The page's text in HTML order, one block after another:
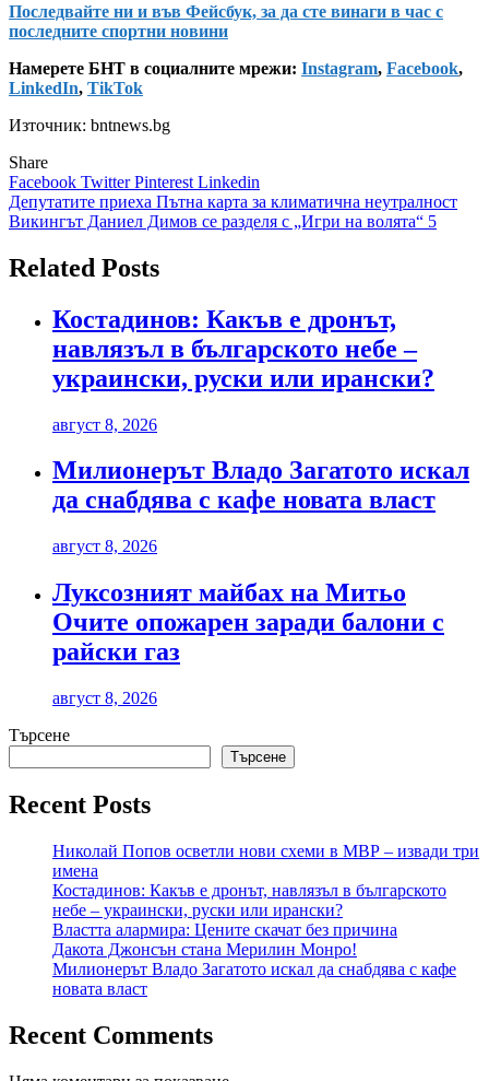
Последвайте ни и във Фейсбук, за да сте винаги в час с
последните спортни новини
Намерете БНТ в социалните мрежи: Instagram, Facebook,
LinkedIn, TikTok
Източник: bntnews.bg
Share
Facebook TwitterPinterest Linkedin
Навигация
Депутатите приеха Пътна карта за климатична неутралност
Викингът Даниел Димов се разделя с „Игри на волята“ 5
Related Posts
Костадинов: Какъв е дронът,
навлязъл в българското небе –
украински, руски или ирански?
август 8, 2026
Милионерът Владо Загатото искал
да снабдява с кафе новата власт
август 8, 2026
Луксозният майбах на Митьо
Очите опожарен заради балони с
райски газ
август 8, 2026
Търсене
Търсене
Recent Posts
Николай Попов осветли нови схеми в МВР – извади три
имена
Костадинов: Какъв е дронът, навлязъл в българското
небе – украински, руски или ирански?
Властта алармира: Цените скачат без причина
Дакота Джонсън стана Мерилин Монро!
Милионерът Владо Загатото искал да снабдява с кафе
новата власт
Recent Comments